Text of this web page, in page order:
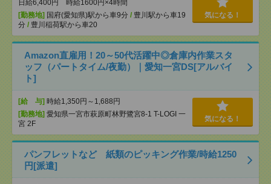
日給6,400円 時給1600円×4時間
[勤務地] 国府(愛知県)駅から車9分 / 豊川駅から車19
分 / 豊川稲荷駅から車20
気になる！
Amazon直雇用！20～50代活躍中◎倉庫内作業スタ
ッフ（パートタイム/夜勤）｜愛知一宮DS[アルバイ
ト]
[給 与] 時給1,350円～1,688円
[勤務地] 愛知県一宮市萩原町林野鷺宮8-1 T-LOGI 一
宮 2F
気になる！
パンフレットなど 紙類のピッキング作業/時給1250
円[派遣]